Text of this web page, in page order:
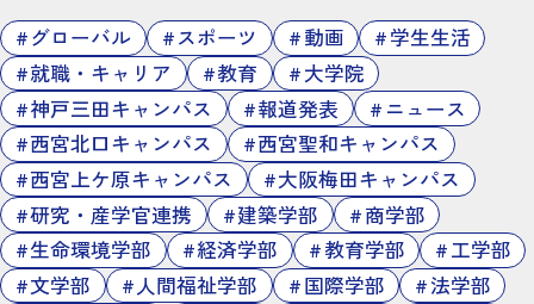
グローバル スポーツ 動画
学生生活
就職・キャリア
教育
大学院
神戸三田キャンパス
報道発表
ニュース
西宮北口キャンパス
西宮聖和キャンパス
西宮上ケ原キャンパス
大阪梅田キャンパス
研究・産学官連携
建築学部
商学部
生命環境学部
経済学部 教育学部
工学部
文学部
人間福祉学部 国際学部
法学部